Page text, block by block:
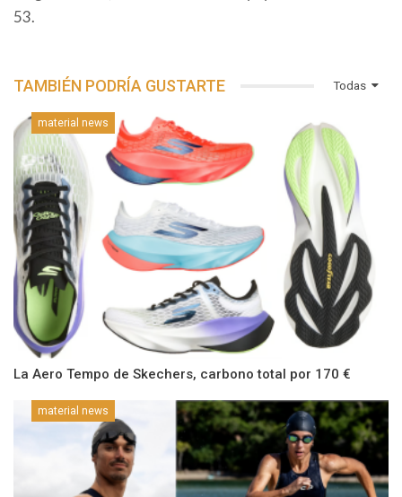
53.
Todas
TAMBIÉN PODRÍA GUSTARTE
material news
La Aero Tempo de Skechers, carbono total por 170 €
material news